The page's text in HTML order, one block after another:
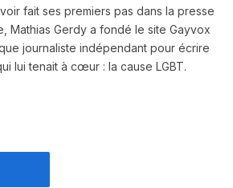
fait ses premiers pas dans la presse
Mathias Gerdy a fondé le site Gayvox
journaliste indépendant pour écrire
lui tenait à cœur : la cause LGBT.